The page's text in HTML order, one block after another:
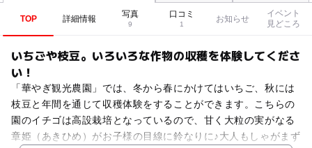
TOP 詳細情報 写真
9
口コミ
1
お知らせ
イベント
見どころ
いちごや枝豆。いろいろな作物の収穫を体験してくださ
い！
「華やぎ観光農園」では、冬から春にかけてはいちご、秋には
枝豆と年間を通じて収穫体験をすることができます。こちらの
園のイチゴは高設栽培となっているので、甘く大粒の実がなる
章姫（あきひめ）がお子様の目線に鈴なりに♪大人もしゃがまず